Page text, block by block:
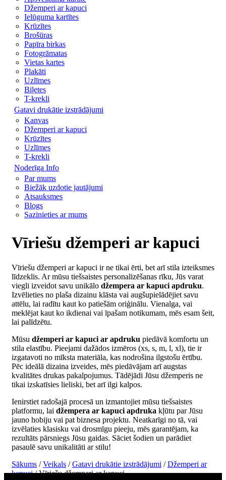
Džemperi ar kapuci
Ielūguma kartītes
Krūzītes
Brošūras
Papīra birkas
Fotogrāmatas
Vietas kartes
Plakāti
Uzlīmes
Biļetes
T-krekli
Gatavi drukātie izstrādājumi
Kanvas
Džemperi ar kapuci
Krūzītes
Uzlīmes
T-krekli
Noderīga Info
Par mums
Biežāk uzdotie jautājumi
Atsauksmes
Blogs
Sazinieties ar mums
Vīriešu džemperi ar kapuci
Vīriešu džemperi ar kapuci ir ne tikai ērti, bet arī stila izteiksmes
līdzeklis. Ar mūsu tiešsaistes personalizēšanas rīku, Jūs varat
viegli izveidot savu unikālo džempera ar kapuci apdruku.
Izvēlieties no plaša dizainu klāsta vai augšupielādējiet savu
attēlu, lai radītu kaut ko patiešām oriģinālu. Vienalga, vai
meklējat kaut ko ikdienai vai īpašam notikumam, mēs esam šeit,
lai palīdzētu.
Mūsu džemperi ar kapuci ar apdruku piedāvā komfortu un
stila elastību. Pieejami dažādos izmēros (xs, s, m, l, xl), tie ir
izgatavoti no mīksta materiāla, kas nodrošina ilgstošu ērtību.
Pēc ideālā dizaina izveides, mēs piedāvājam arī augstas
kvalitātes drukas pakalpojumus. Tādējādi Jūsu džemperis ne
tikai izskatīsies lieliski, bet arī ilgi kalpos.
Ienirstiet radošajā procesā un izmantojiet mūsu tiešsaistes
platformu, lai džempera ar kapuci apdruka kļūtu par Jūsu
jauno hobiju vai pat biznesa projektu. Neatkarīgi no tā, vai
izvēlaties klasisku vai drosmīgu pieeju, mēs garantējam, ka
rezultāts pārsniegs Jūsu gaidas. Sāciet šodien un parādiet
pasaulē savu unikalitāti ar stilu!
Sākums /Veikals /Gatavi drukātie izstrādājumi /Džemperi ar
kapuci/ Vīriešu džemperi ar kapuci